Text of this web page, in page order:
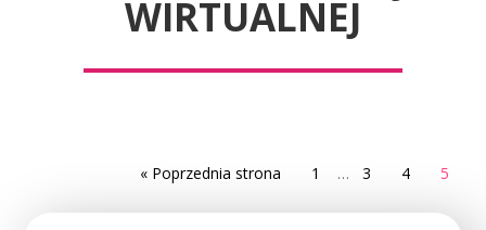
WIRTUALNEJ
« Poprzednia strona 1 … 3 4 5